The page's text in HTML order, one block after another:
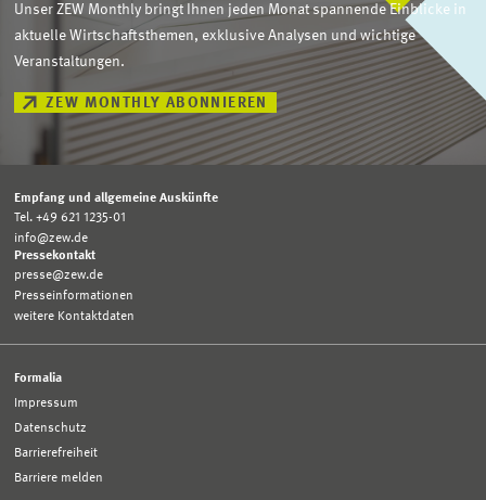
Unser ZEW Monthly bringt Ihnen jeden Monat spannende Einblicke in
aktuelle Wirtschaftsthemen, exklusive Analysen und wichtige
Veranstaltungen.
ZEW MONTHLY ABONNIEREN
Empfang und allgemeine Auskünfte
Tel. +49 621 1235-01
info@zew.de
Pressekontakt
presse@zew.de
Presseinformationen
weitere Kontaktdaten
Formalia
Impressum
Datenschutz
Barrierefreiheit
Barriere melden